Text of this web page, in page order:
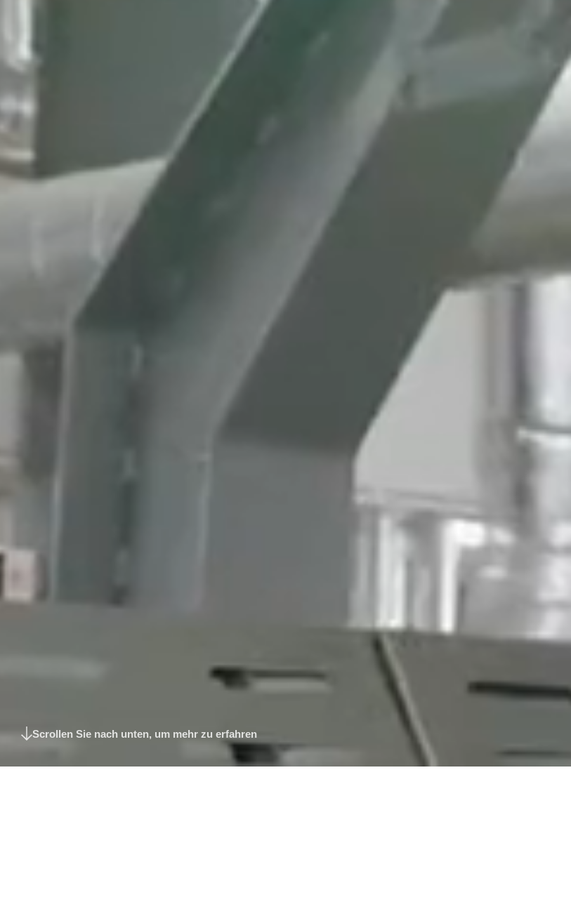
Hocheffiziente Farmet OFT
Technologien
Technologien zur Verarbeitung einer breiten Palette von Ölsaaten und
Herstellung und Extrusion von Futtermitteln
Scrollen Sie nach unten, um mehr zu erfahren